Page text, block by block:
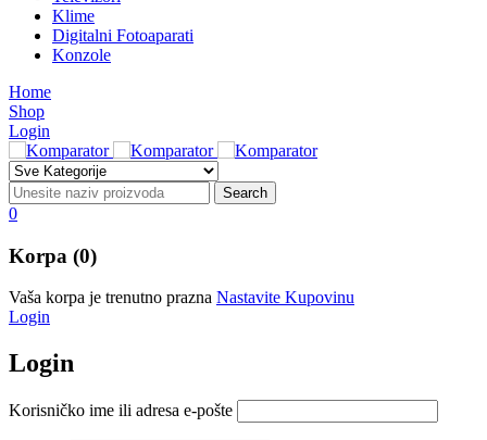
Klime
Digitalni Fotoaparati
Konzole
Home
Shop
Login
0
Korpa (0)
Vaša korpa je trenutno prazna Nastavite Kupovinu
Login
Login
Korisničko ime ili adresa e-pošte